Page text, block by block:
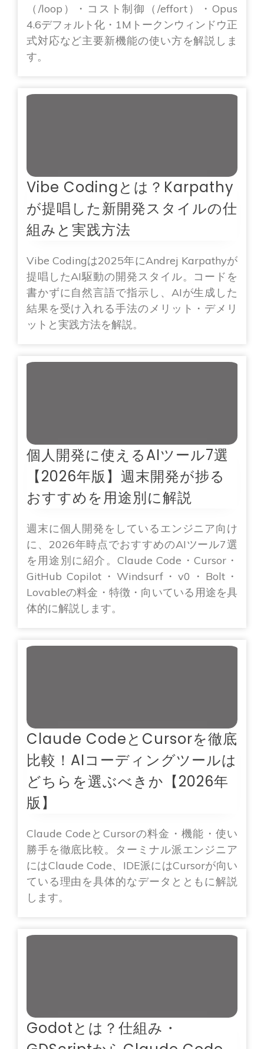
（/loop）・コスト制御（/effort）・Opus
4.6デフォルト化・1Mトークンウィンドウ正
式対応など主要新機能の使い方を解説しま
す。
Vibe Codingとは？Karpathy
が提唱した新開発スタイルの仕
組みと実践方法
Vibe Codingは2025年にAndrej Karpathyが
提唱したAI駆動の開発スタイル。コードを
書かずに自然言語で指示し、AIが生成した
結果を受け入れる手法のメリット・デメリ
ットと実践方法を解説。
個人開発に使えるAIツール7選
【2026年版】週末開発が捗る
おすすめを用途別に解説
週末に個人開発をしているエンジニア向け
に、2026年時点でおすすめのAIツール7選
を用途別に紹介。Claude Code・Cursor・
GitHub Copilot・Windsurf・v0・Bolt・
Lovableの料金・特徴・向いている用途を具
体的に解説します。
Claude CodeとCursorを徹底
比較！AIコーディングツールは
どちらを選ぶべきか【2026年
版】
Claude CodeとCursorの料金・機能・使い
勝手を徹底比較。ターミナル派エンジニア
にはClaude Code、IDE派にはCursorが向い
ている理由を具体的なデータとともに解説
します。
Godotとは？仕組み・